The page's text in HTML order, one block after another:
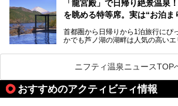
そこで今回は、神奈川県内の人気施
業」「駅近」など、目的別に厳選
今の気分にぴったりの施設を見つ
「ザ・プリンス 箱根芦ノ湖」は、
プ（旗艦）に位置づけられる特別
昭和の日本を代表する建築家の一人
に建てた桃源郷のようなホテルが
提供元：株式会社西武・プリンス
【PR】
この記事はザ・プリンス 箱根芦ノ
「龍宮殿」で日帰り絶景温泉
を眺める特等席。実は“お泊ま
首都圏から日帰りから1泊旅行にぴ
かでも芦ノ湖の湖畔は人気の高いエ
が楽しめるまさに眺望自慢の日帰
そしてここは全24室の「箱根 芦ノ
して宿泊もできます。宿泊者は「
加えて、朝6時からの宿泊者専用時
のお風呂が利用できます。
ニフティ温泉ニュースTOP
おすすめのアクティビティ情報